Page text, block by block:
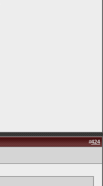
#424